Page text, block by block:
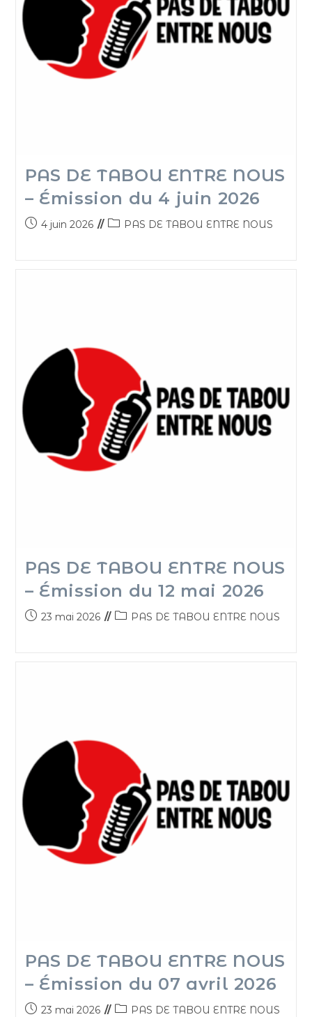
PAS DE TABOU ENTRE NOUS
– Émission du 4 juin 2026
4 juin 2026 PAS DE TABOU ENTRE NOUS
PAS DE TABOU ENTRE NOUS
– Émission du 12 mai 2026
23 mai 2026 PAS DE TABOU ENTRE NOUS
PAS DE TABOU ENTRE NOUS
– Émission du 07 avril 2026
23 mai 2026 PAS DE TABOU ENTRE NOUS